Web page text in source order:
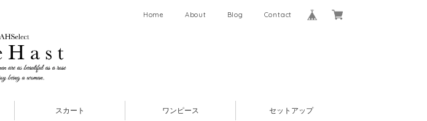
Home About Blog Contact
スカート ワンピース セットアップ